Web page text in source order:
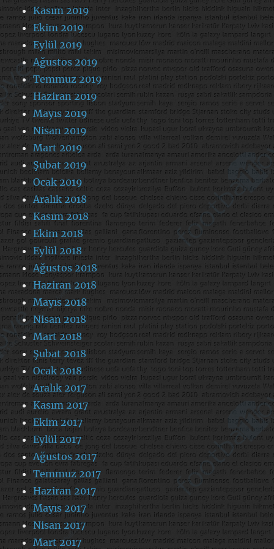
Kasım 2019
Ekim 2019
Eylül 2019
Ağustos 2019
Temmuz 2019
Haziran 2019
Mayıs 2019
Nisan 2019
Mart 2019
Şubat 2019
Ocak 2019
Aralık 2018
Kasım 2018
Ekim 2018
Eylül 2018
Ağustos 2018
Haziran 2018
Mayıs 2018
Nisan 2018
Mart 2018
Şubat 2018
Ocak 2018
Aralık 2017
Kasım 2017
Ekim 2017
Eylül 2017
Ağustos 2017
Temmuz 2017
Haziran 2017
Mayıs 2017
Nisan 2017
Mart 2017